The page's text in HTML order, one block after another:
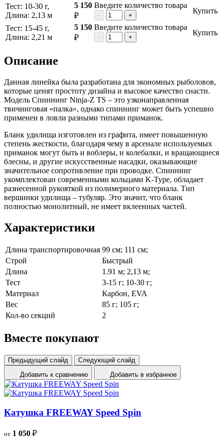
Тест: 10-30 г,
Длина: 2,13 м
5 150
₽
Введите количество товара
- +
Купить
Тест: 15-45 г,
Длина: 2,21 м
5 150
₽
Введите количество товара
- +
Купить
Описание
Данная линейка была разработана для экономных рыболовов,
которые ценят простоту дизайна и высокое качество снасти.
Модель Спиннинг Ninja-Z TS – это узконаправленная
твичинговая «палка», однако спиннинг может быть успешно
применен в ловли разными типами приманок.
Бланк удилища изготовлен из графита, имеет повышенную
степень жесткости, благодаря чему в арсенале используемых
приманок могут быть и воблеры, и колебалки, и вращающиеся
блесны, и другие искусственные насадки, оказывающие
значительное сопротивление при проводке. Спиннинг
укомплектован современными кольцами K-Type, обладает
разнесенной рукояткой из полимерного материала. Тип
вершинки удилища – тубуляр. Это значит, что бланк
полностью монолитный, не имеет вклеенных частей.
Характеристики
Длина транспортировочная 99 см; 111 см;
Строй
Быстрый
Длина
1.91 м; 2,13 м;
Тест
3-15 г; 10-30 г;
Материал
Карбон, EVA
Вес
85 г; 105 г;
Кол-во секций
2
Вместе покупают
Предыдущий слайд
Следующий слайд
Добавить к сравнению
Добавить в избранное
Катушка FREEWAY Speed Spin
от 1 050 ₽